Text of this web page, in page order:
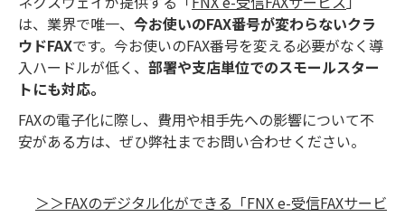
は、業界で唯一、 今お使いのFAX番号が変わらないクラ
ウドFAXです。 今お使いのFAX番号を変える必要がなく導
入ハードルが低く、 部署や支店単位でのスモールスター
トにも対応。
FAXの電子化に際し、費用や相手先への影響について不
安がある方は、ぜひ弊社までお問い合わせください。
＞＞FAXのデジタル化ができる「FNX e-受信FAXサービ